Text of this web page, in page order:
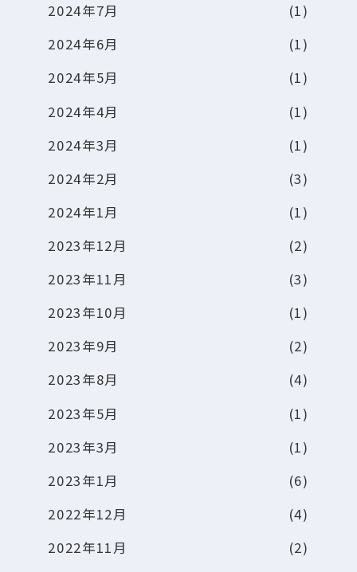
2024年7月
(1)
2024年6月
(1)
2024年5月
(1)
2024年4月
(1)
2024年3月
(1)
2024年2月
(3)
2024年1月
(1)
2023年12月
(2)
2023年11月
(3)
2023年10月
(1)
2023年9月
(2)
2023年8月
(4)
2023年5月
(1)
2023年3月
(1)
2023年1月
(6)
2022年12月
(4)
2022年11月
(2)